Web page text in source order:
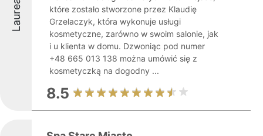
Laureaci
które zostało stworzone przez Klaudię
Grzelaczyk, która wykonuje usługi
kosmetyczne, zarówno w swoim salonie, jak
i u klienta w domu. Dzwoniąc pod numer
+48 665 013 138 można umówić się z
kosmetyczką na dogodny ...
8.5